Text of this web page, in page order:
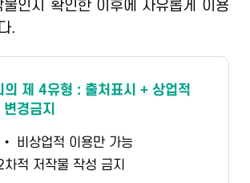
인지 확인한 이후에 자유롭게 이용
.
제 4유형 : 출처표시 + 상업적
경금지
• 비상업적 이용만 가능
적 저작물 작성 금지